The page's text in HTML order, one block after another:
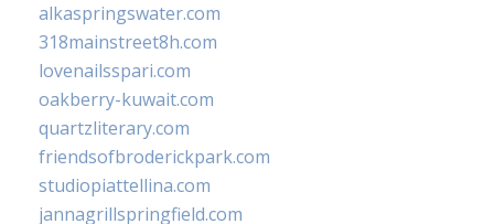
alkaspringswater.com
318mainstreet8h.com
lovenailsspari.com
oakberry-kuwait.com
quartzliterary.com
friendsofbroderickpark.com
studiopiattellina.com
jannagrillspringfield.com